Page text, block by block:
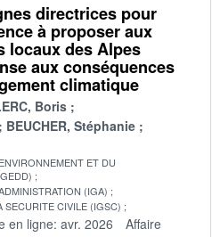
directrices pour
à proposer aux
locaux des Alpes
aux conséquences
climatique
Boris
BEUCHER, Stéphanie
ET DU
(IGA)
SECURITE CIVILE (IGSC)
en ligne: avr. 2026
Affaire